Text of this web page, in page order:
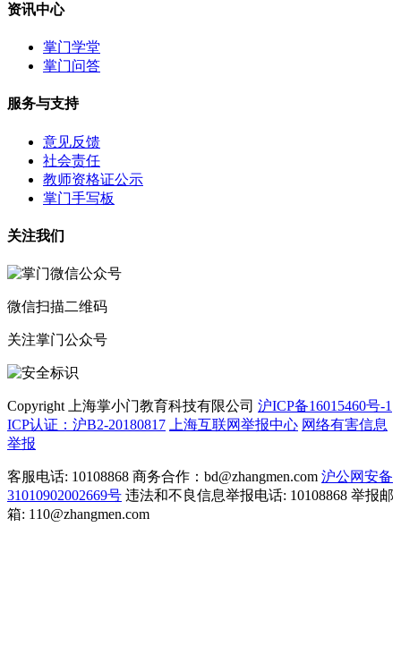
资讯中心
掌门学堂
掌门问答
服务与支持
意见反馈
社会责任
教师资格证公示
掌门手写板
关注我们
微信扫描二维码
关注掌门公众号
Copyright 上海掌小门教育科技有限公司 沪ICP备16015460号-1
ICP认证：沪B2-20180817
上海互联网举报中心 网络有害信息
举报
客服电话: 10108868 商务合作：bd@zhangmen.com 沪公网安备
31010902002669号 违法和不良信息举报电话: 10108868 举报邮
箱: 110@zhangmen.com